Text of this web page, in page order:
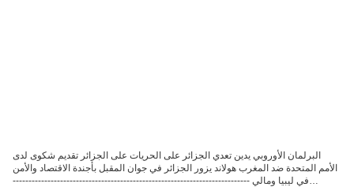
البرلمان الأوروبي يدين تعدي الجزائر على الحريات على الجزائر تقديم شكوى لدى
الأمم المتحدة ضد المغرب هولاند يزور الجزائر في جوان المقبل بأجندة الاقتصاد والأمن
في ليبيا ومالي ---------------------------------------------------------------------------